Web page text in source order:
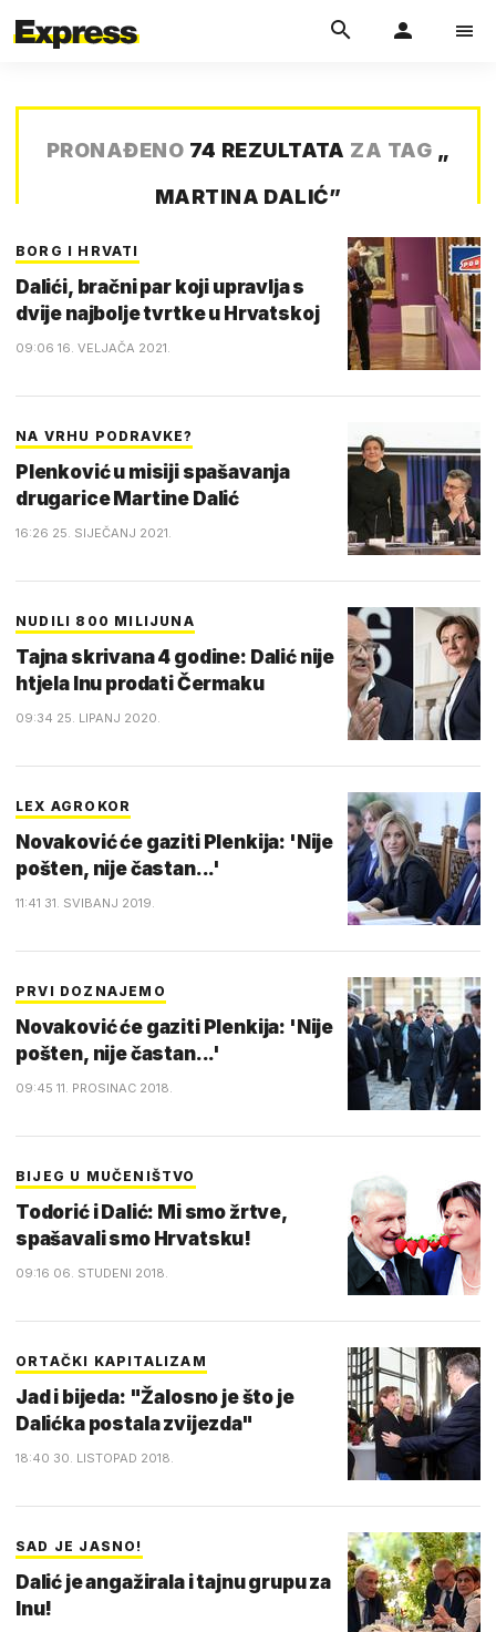
PRONAĐENO 74 REZULTATA ZA TAG „
MARTINA DALIĆ”
BORG I HRVATI
Dalići, bračni par koji upravlja s
dvije najbolje tvrtke u Hrvatskoj
09:06 16. VELJAČA 2021.
NA VRHU PODRAVKE?
Plenković u misiji spašavanja
drugarice Martine Dalić
16:26 25. SIJEČANJ 2021.
NUDILI 800 MILIJUNA
Tajna skrivana 4 godine: Dalić nije
htjela Inu prodati Čermaku
09:34 25. LIPANJ 2020.
LEX AGROKOR
Novaković će gaziti Plenkija: 'Nije
pošten, nije častan...'
11:41 31. SVIBANJ 2019.
PRVI DOZNAJEMO
Novaković će gaziti Plenkija: 'Nije
pošten, nije častan...'
09:45 11. PROSINAC 2018.
BIJEG U MUČENIŠTVO
Todorić i Dalić: Mi smo žrtve,
spašavali smo Hrvatsku!
09:16 06. STUDENI 2018.
ORTAČKI KAPITALIZAM
Jad i bijeda: "Žalosno je što je
Dalićka postala zvijezda"
18:40 30. LISTOPAD 2018.
SAD JE JASNO!
Dalić je angažirala i tajnu grupu za
Inu!